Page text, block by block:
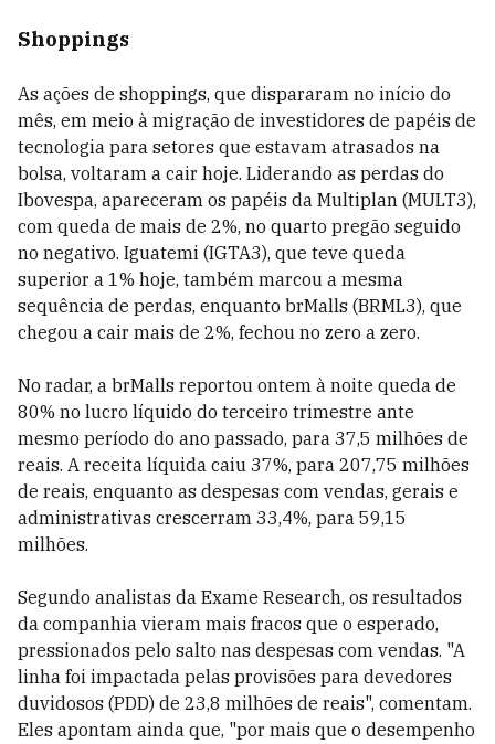
Shoppings
As ações de shoppings, que dispararam no início do
mês, em meio à migração de investidores de papéis de
tecnologia para setores que estavam atrasados na
bolsa, voltaram a cair hoje. Liderando as perdas do
Ibovespa, apareceram os papéis da Multiplan (MULT3),
com queda de mais de 2%, no quarto pregão seguido
no negativo. Iguatemi (IGTA3), que teve queda
superior a 1% hoje, também marcou a mesma
sequência de perdas, enquanto brMalls (BRML3), que
chegou a cair mais de 2%, fechou no zero a zero.
No radar, a brMalls reportou ontem à noite queda de
80% no lucro líquido do terceiro trimestre ante
mesmo período do ano passado, para 37,5 milhões de
reais. A receita líquida caiu 37%, para 207,75 milhões
de reais, enquanto as despesas com vendas, gerais e
administrativas crescerram 33,4%, para 59,15
milhões.
Segundo analistas da Exame Research, os resultados
da companhia vieram mais fracos que o esperado,
pressionados pelo salto nas despesas com vendas. "A
linha foi impactada pelas provisões para devedores
duvidosos (PDD) de 23,8 milhões de reais", comentam.
Eles apontam ainda que, "por mais que o desempenho